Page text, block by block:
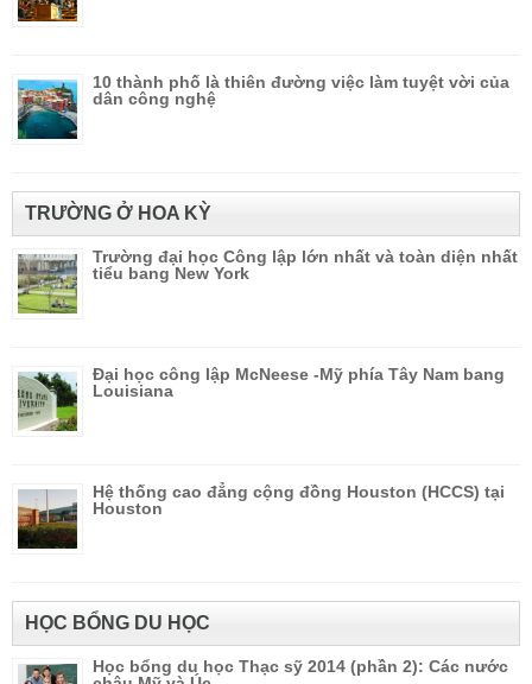
10 thành phố là thiên đường việc làm tuyệt vời của
dân công nghệ
TRƯỜNG Ở HOA KỲ
Trường đại học Công lập lớn nhất và toàn diện nhất
tiểu bang New York
Đại học công lập McNeese -Mỹ phía Tây Nam bang
Louisiana
Hệ thống cao đẳng cộng đồng Houston (HCCS) tại
Houston
HỌC BỔNG DU HỌC
Học bổng du học Thạc sỹ 2014 (phần 2): Các nước